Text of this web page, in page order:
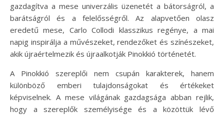
gazdagítva a mese univerzális üzenetét a bátorságról, a
barátságról és a felelősségről. Az alapvetően olasz
eredetű mese, Carlo Collodi klasszikus regénye, a mai
napig inspirálja a művészeket, rendezőket és színészeket,
akik újraértelmezik és újraalkotják Pinokkió történetét.
A Pinokkió szereplői nem csupán karakterek, hanem
különböző emberi tulajdonságokat és értékeket
képviselnek. A mese világának gazdagsága abban rejlik,
hogy a szereplők személyisége és a közöttük lévő